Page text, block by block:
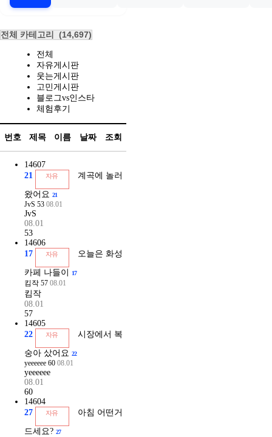
전체 카테고리 (14,697)
전체
자유게시판
웃는게시판
고민게시판
블로그vs인스타
체험후기
번호 제목 이름 날짜 조회
14607
21
자유 계곡에 놀러
왔어요 21
JvS 53 08.01
JvS
08.01
53
14606
17
자유 오늘은 화성
카페 나들이 17
킴작 57 08.01
킴작
08.01
57
14605
22
자유 시장에서 복
숭아 샀어요 22
yeeeeee 60 08.01
yeeeeee
08.01
60
14604
27
자유 아침 어떤거
드세요? 27